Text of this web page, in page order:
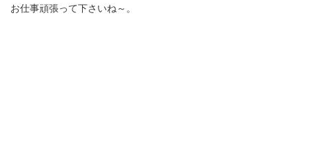
お仕事頑張って下さいね～。